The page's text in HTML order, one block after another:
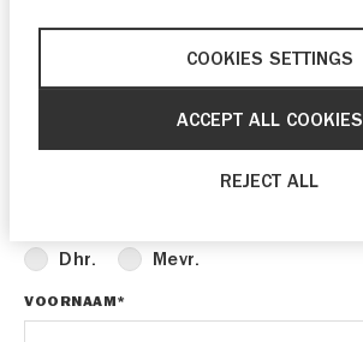
Dhr. Mevr.
VOORNAAM*
COOKIES SETTINGS
REJECT ALL
ACCEPT ALL COOKIES